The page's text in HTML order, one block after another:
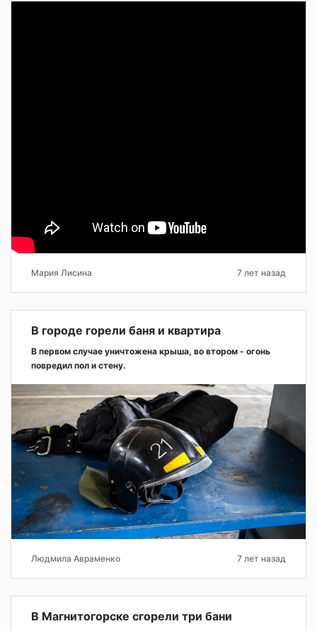
Мария Лисина 7 лет назад
В городе горели баня и квартира
В первом случае уничтожена крыша, во втором - огонь
повредил пол и стену.
Людмила Авраменко 7 лет назад
В Магнитогорске сгорели три бани